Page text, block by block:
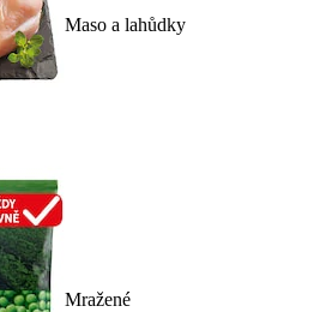
Maso a lahůdky
Mražené